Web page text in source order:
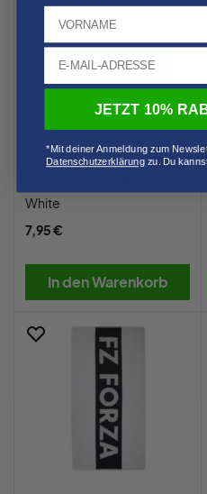
White
7,95 €
In den Warenkorb
JETZT 10%
*Mit deiner Anmeldung zum
Datenschutzerklärung​ zu. Du